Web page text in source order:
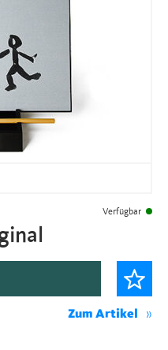
Verfügbar
Zum Artikel